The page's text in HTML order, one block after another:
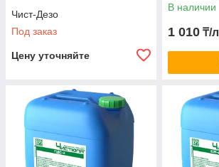
Чист-Дезо
Под заказ
Цену уточняйте
В наличии
1 010 ₸/л